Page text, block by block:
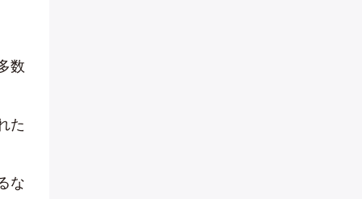
数
た
な